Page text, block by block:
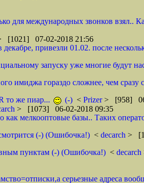
для международных звонков взял..
[1021] 07-02-2018 21:56
привезли 01.02. после
запуску уже многие будут
имиджа гораздо сложнее, чем сразу
то же пиар...
(-) < Prizer> [958]
> [1073] 06-02-2018 09:35
мелкооптовые базы.. Таких
(-) (Ошибочка!) < decarch >
пунктам (-) (Ошибочка!) < decarch
серьезные адреса